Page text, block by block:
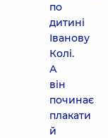
по
дитині
Іванову
Колі.
А
він
починає
плакати
й